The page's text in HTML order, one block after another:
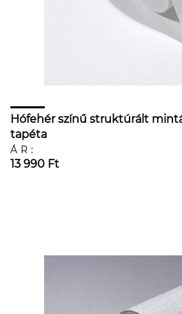
Hófehér színű struktúrált
tapéta
ÁR:
13 990 Ft